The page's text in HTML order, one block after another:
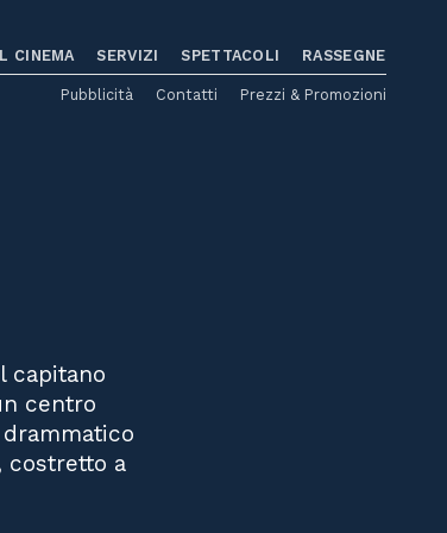
CINEMA SERVIZI SPETTACOLI RASSEGNE
Pubblicità Contatti Prezzi & Promozioni
capitano
centro
costretto a